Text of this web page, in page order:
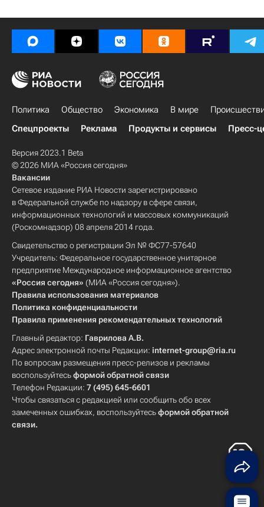
Политика Общество Экономика В мире
Спецпроекты
Реклама Продукты и сервисы Пресс-
Версия 2023.1 Beta
© 2026 МИА «Россия сегодня»
Вакансии
Сетевое издание РИА Новости зарегистрировано
в Федеральной службе по надзору в сфере связи,
информационных технологий и массовых коммуникаций
(Роскомнадзор) 08 апреля 2014 года.
Свидетельство о регистрации Эл № ФС77-57640
Учредитель: Федеральное государственное унитарное
предприятие Международное информационное агентство
«Россия сегодня» (МИА «Россия сегодня»).
Правила использования материалов
Политика конфиденциальности
Правила применения рекомендательных технологий
Главный редактор: Гаврилова А.В.
Адрес электронной почты Редакции: internet-group@ria.ru
По вопросам размещения пресс-релизов и рекламы
воспользуйтесьформой обратной связи
Телефон Редакции: 7 (495) 645-6601
Чтобы связаться с редакцией или сообщить обо всех
замеченных ошибках, воспользуйтесьформой обратной
связи.